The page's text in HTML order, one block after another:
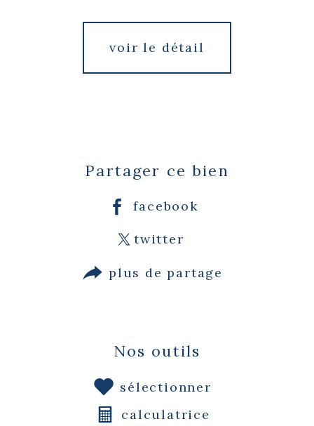
voir le détail
Partager ce bien
facebook
twitter
plus de partage
Nos outils
sélectionner
calculatrice